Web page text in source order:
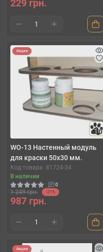
229 грн.
Акция
10
WO-13 Настенный модуль
для краски 50х30 мм.
Код товара: 81724-34
В наличии
0
1 249 грн. -21%
987 грн.
Акция